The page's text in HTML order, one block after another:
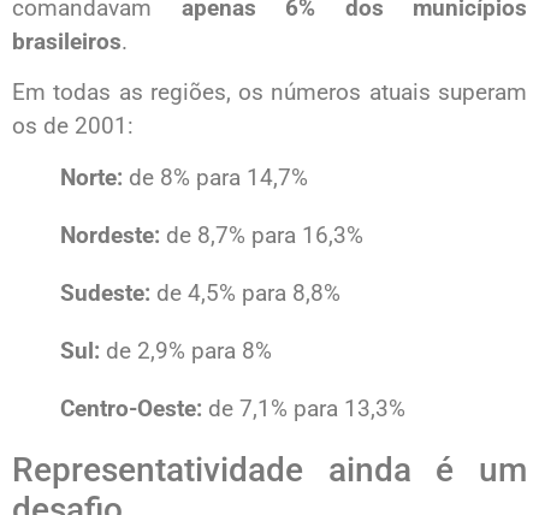
comandavam apenas 6% dos municípios
brasileiros.
Em todas as regiões, os números atuais superam
os de 2001:
Norte: de 8% para 14,7%
Nordeste: de 8,7% para 16,3%
Sudeste: de 4,5% para 8,8%
Sul: de 2,9% para 8%
Centro-Oeste: de 7,1% para 13,3%
Representatividade ainda é um